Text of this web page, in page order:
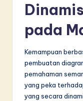
pada
Kemampuan
pembuatan
pemahaman
yang peka
yang secara